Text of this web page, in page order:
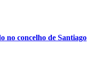
no concelho de Santiago